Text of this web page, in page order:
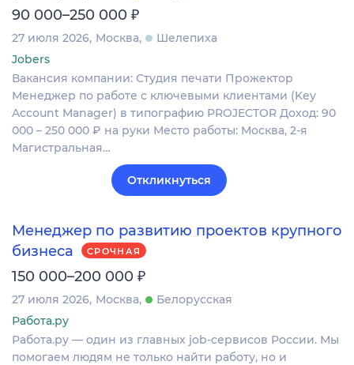
90 000–250 000 ₽
27 июля 2026 Москва
Шелепиха
Jobers
Вакансия компании: Студия печати Прожектор
Менеджер по работе с ключевыми клиентами (Key
Account Manager) в типографию PROJECTOR Доход: 90
000 – 250 000 ₽ на руки Место работы: Москва, 2-я
Магистральная…
Откликнуться
Менеджер по развитию проектов крупного
бизнеса
СРОЧНАЯ
150 000–200 000 ₽
27 июля 2026 Москва
Белорусская
Работа.ру
Работа.ру — один из главных job-сервисов России. Мы
помогаем людям не только найти работу, но и